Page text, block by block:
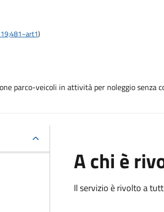
)
parco-veicoli in attività per noleggio senza
A chi è
Il servizio è rivolto a